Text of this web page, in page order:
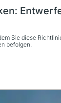
Sie diese
befolgen.